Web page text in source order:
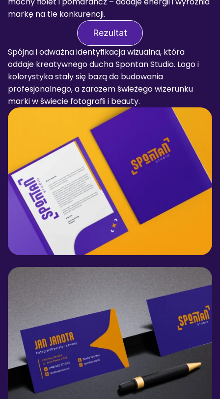
markę na tle konkurencji.
Rezultat
Spójna i odważna identyfikacja wizualna, która
oddaje kreatywnego ducha Spontan Studio. Logo i
kolorystyka stały się bazą do budowania
profesjonalnego, a zarazem świeżego wizerunku
marki w świecie fotografii i beauty.